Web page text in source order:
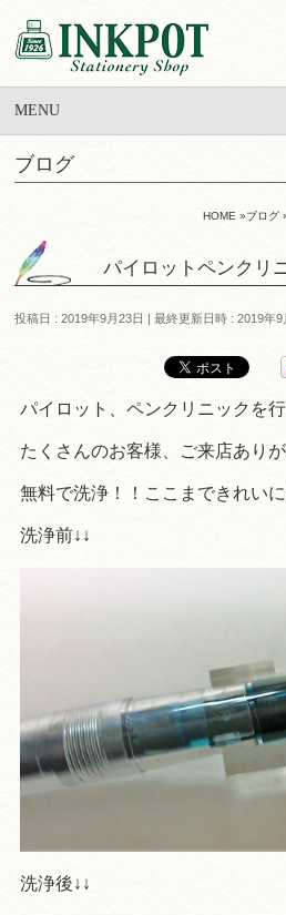
MENU
ブログ
HOME »ブログ
パイロットペンクリ
投稿日 : 2019年9月23日 最終更新日時 : 2019年9
パイロット、ペンクリニックを行
たくさんのお客様、ご来店あり
無料で洗浄！！ここまできれい
洗浄前↓↓
洗浄後↓↓